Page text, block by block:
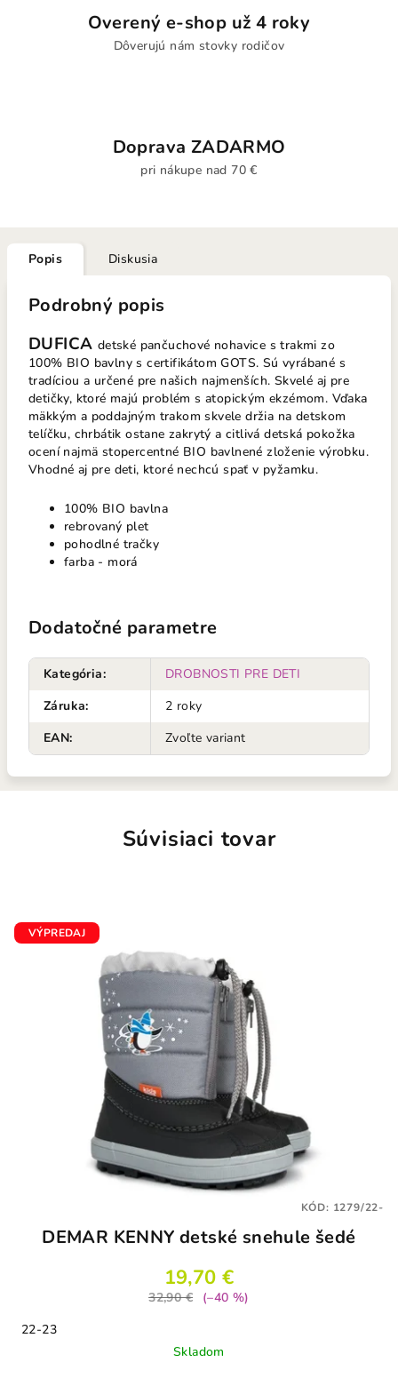
Overený e-shop už 4 roky
Dôverujú nám stovky rodičov
Doprava ZADARMO
pri nákupe nad 70 €
Popis Diskusia
Podrobný popis
DUFICA detské pančuchové nohavice s trakmi zo
100% BIO bavlny s certifikátom GOTS. Sú vyrábané s
tradíciou a určené pre našich najmenších. Skvelé aj pre
detičky, ktoré majú problém s atopickým ekzémom. Vďaka
mäkkým a poddajným trakom skvele držia na detskom
telíčku, chrbátik ostane zakrytý a citlivá detská pokožka
ocení najmä stopercentné BIO bavlnené zloženie výrobku.
Vhodné aj pre deti, ktoré nechcú spať v pyžamku.
100% BIO bavlna
rebrovaný plet
pohodlné tračky
farba - morá
Dodatočné parametre
Kategória:
DROBNOSTI PRE DETI
Záruka:
2 roky
EAN: Zvoľte variant
Súvisiaci tovar
VÝPREDAJ
DEMAR KENNY detské snehule šedé
19,70 €
32,90 €
(–40 %)
22-23
Skladom
KÓD: 1279/22-